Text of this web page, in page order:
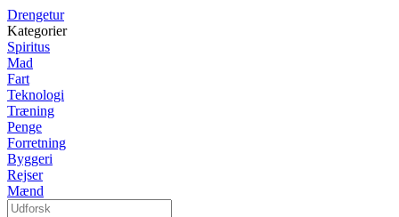
Drengetur
Kategorier
Spiritus
Mad
Fart
Teknologi
Træning
Penge
Forretning
Byggeri
Rejser
Mænd